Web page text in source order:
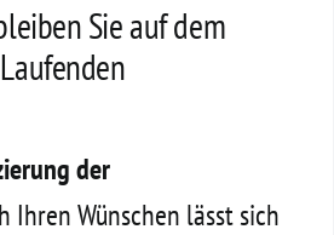
Sie auf dem
Laufenden
der
Ihren Wünschen lässt sich